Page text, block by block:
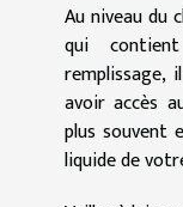
Au niveau du
qui
remplissage,
avoir accès
plus souvent
liquide de